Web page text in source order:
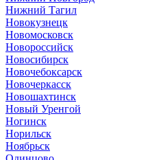
Нижний Тагил
Новокузнецк
Новомосковск
Новороссийск
Новосибирск
Новочебоксарск
Новочеркасск
Новошахтинск
Новый Уренгой
Ногинск
Норильск
Ноябрьск